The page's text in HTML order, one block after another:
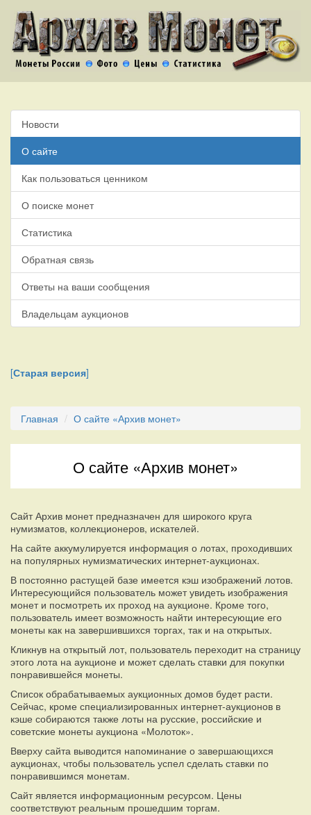
Новости
О сайте
Как пользоваться ценником
О поиске монет
Статистика
Обратная связь
Ответы на ваши сообщения
Владельцам аукционов
[Старая версия]
Главная О сайте «Архив монет»
О сайте «Архив монет»
Сайт Архив монет предназначен для широкого круга
нумизматов, коллекционеров, искателей.
На сайте аккумулируется информация о лотах, проходивших
на популярных нумизматических интернет-аукционах.
В постоянно растущей базе имеется кэш изображений лотов.
Интересующийся пользователь может увидеть изображения
монет и посмотреть их проход на аукционе. Кроме того,
пользователь имеет возможность найти интересующие его
монеты как на завершившихся торгах, так и на открытых.
Кликнув на открытый лот, пользователь переходит на страницу
этого лота на аукционе и может сделать ставки для покупки
понравившейся монеты.
Список обрабатываемых аукционных домов будет расти.
Сейчас, кроме специализированных интернет-аукционов в
кэше собираются также лоты на русские, российские и
советские монеты аукциона «Молоток».
Вверху сайта выводится напоминание о завершающихся
аукционах, чтобы пользователь успел сделать ставки по
понравившимся монетам.
Сайт является информационным ресурсом. Цены
соответствуют реальным прошедшим торгам.